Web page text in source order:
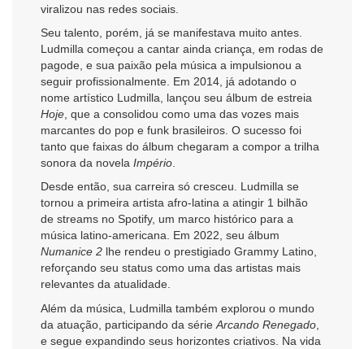
viralizou nas redes sociais.
Seu talento, porém, já se manifestava muito antes.
Ludmilla começou a cantar ainda criança, em rodas de
pagode, e sua paixão pela música a impulsionou a
seguir profissionalmente. Em 2014, já adotando o
nome artístico Ludmilla, lançou seu álbum de estreia
Hoje , que a consolidou como uma das vozes mais
marcantes do pop e funk brasileiros. O sucesso foi
tanto que faixas do álbum chegaram a compor a trilha
sonora da novela Império
Desde então, sua carreira só cresceu. Ludmilla se
tornou a primeira artista afro-latina a atingir 1 bilhão
de streams no Spotify, um marco histórico para a
música latino-americana. Em 2022, seu álbum
Numanice 2 lhe rendeu o prestigiado Grammy Latino,
reforçando seu status como uma das artistas mais
relevantes da atualidade.
Além da música, Ludmilla também explorou o mundo
da atuação, participando da série Arcando Renegado
e segue expandindo seus horizontes criativos. Na vida